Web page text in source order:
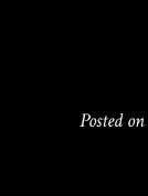
Posted on